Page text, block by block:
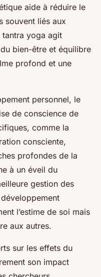
aide à réduire le
souvent liés aux
tantra yoga agit
bien-être et équilibre
profond et une
personnel, le
de conscience de
comme la
consciente,
profondes de la
à un éveil du
gestion des
l’estime de soi mais
aux autres.
sur les effets du
son impact